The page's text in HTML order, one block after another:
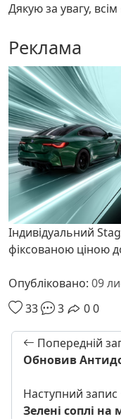
Дякую за увагу,
Реклама
Індивідуальний
фіксованою ціною
Опубліковано: 09
33
3 00
Попередній
Обновив
Наступний запис
Зелені соплі на